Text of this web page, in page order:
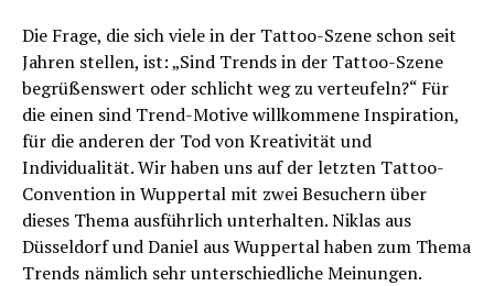
Die Frage, die sich viele in der Tattoo-Szene schon seit
Jahren stellen, ist: „Sind Trends in der Tattoo-Szene
begrüßenswert oder schlicht weg zu verteufeln?“ Für
die einen sind Trend-Motive willkommene Inspiration,
für die anderen der Tod von Kreativität und
Individualität. Wir haben uns auf der letzten Tattoo-
Convention in Wuppertal mit zwei Besuchern über
dieses Thema ausführlich unterhalten. Niklas aus
Düsseldorf und Daniel aus Wuppertal haben zum Thema
Trends nämlich sehr unterschiedliche Meinungen.